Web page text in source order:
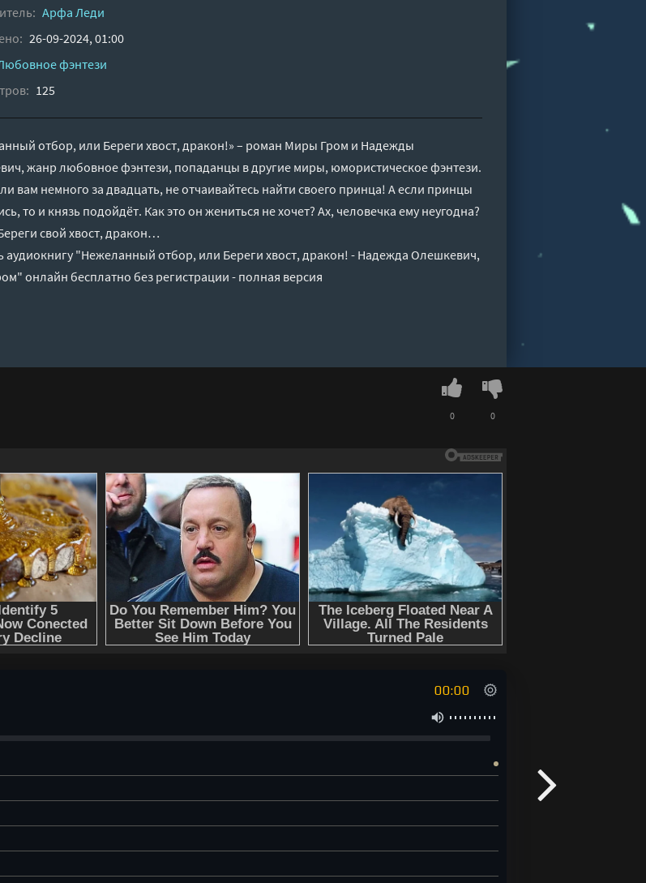
Арфа Леди
26-09-2024, 01:00
фэнтези
125
отбор, или Береги хвост, дракон!» – роман Миры Гром и Надежды
жанр любовное фэнтези, попаданцы в другие миры, юмористическое фэнтези.
вам немного за двадцать, не отчаивайтесь найти своего принца! А если принцы
то и князь подойдёт. Как это он жениться не хочет? Ах, человечка ему неугодна?
свой хвост, дракон…
аудиокнигу "Нежеланный отбор, или Береги хвост, дракон! - Надежда Олешкевич,
онлайн бесплатно без регистрации - полная версия
0 0
00:00